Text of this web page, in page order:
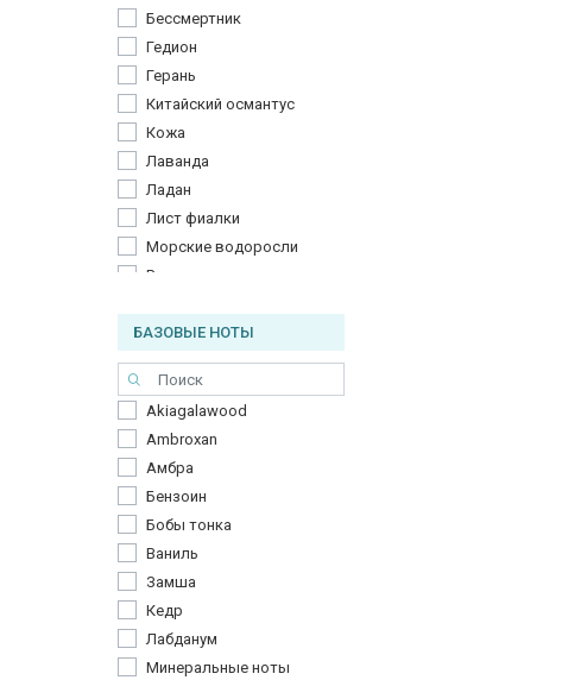
Бессмертник
Гедион
Герань
Китайский османтус
Кожа
Лаванда
Ладан
Лист фиалки
Морские водоросли
Роза
Яблоко
калон
БАЗОВЫЕ НОТЫ
Akiagalawood
Ambroxan
Амбра
Бензоин
Бобы тонка
Ваниль
Замша
Кедр
Лабданум
Минеральные ноты